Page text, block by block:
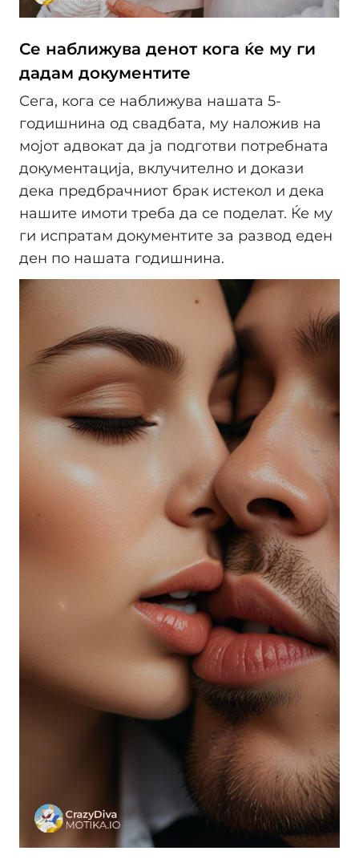
Се наближува денот кога ќе му ги
дадам документите
Сега, кога се наближува нашата 5-
годишнина од свадбата, му наложив на
мојот адвокат да ја подготви потребната
документација, вклучително и докази
дека предбрачниот брак истекол и дека
нашите имоти треба да се поделат. Ќе му
ги испратам документите за развод еден
ден по нашата годишнина.